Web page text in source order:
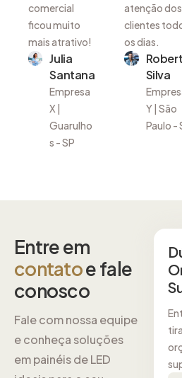
comercial
ficou muito
mais atrativo!
Julia
Santana
Empresa
X |
Guarulho
s - SP
atenção dos
clientes
os dias.
Silva
Y | São
Paulo -
Entre em
contatoe fale
conosco
Fale com nossa equipe
e conheça soluções
em painéis de LED